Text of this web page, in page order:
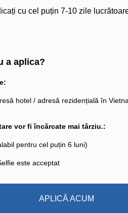
cu cel puțin 7-10 zile
a aplica?
hotel / adresă rezidențială în
vor fi încărcate mai târziu.:
pentru cel puțin 6 luni)
este acceptat
APLICĂ ACUM